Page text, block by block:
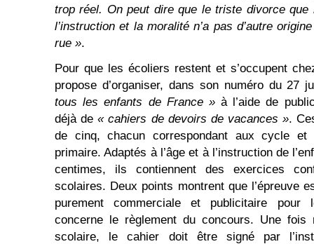
trop réel. On peut dire que le triste divorce que
l’instruction et la moralité n’a pas d’autre
rue ».
Pour que les écoliers restent et s’occupent
propose d’organiser, dans son numéro du 27
tous les enfants de France »à l’aide de
déjà de« cahiers de devoirs de vacances ».
de cinq, chacun correspondant aux cycle et
primaire. Adaptés à l’âge et à l’instruction de
centimes, ils contiennent des exercices
scolaires. Deux points montrent que l’épreuve
purement commerciale et publicitaire pour
concerne le règlement du concours. Une
scolaire, le cahier doit être signé par